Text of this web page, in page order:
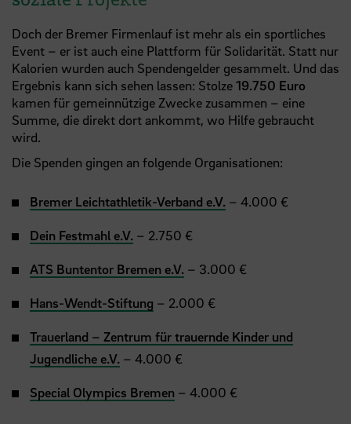
Doch der Bremer Firmenlauf ist mehr als ein sportliches
Event – er ist auch eine Plattform für Solidarität. Statt nur
Kalorien wurden auch Spendengelder gesammelt. Und das
Ergebnis kann sich sehen lassen: Stolze19.750 Euro
kamen für gemeinnützige Zwecke zusammen – eine
Summe, die direkt dort ankommt, wo Hilfe gebraucht
wird.
Die Spenden gingen an folgende Organisationen:
Bremer Leichtathletik-Verband e.V. – 4.000 €
Dein Festmahl e.V. – 2.750 €
ATS Buntentor Bremen e.V. – 3.000 €
Hans-Wendt-Stiftung – 2.000 €
Trauerland – Zentrum für trauernde Kinder und
Jugendliche e.V. – 4.000 €
Special Olympics Bremen – 4.000 €